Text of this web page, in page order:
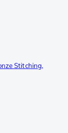
Stitching,